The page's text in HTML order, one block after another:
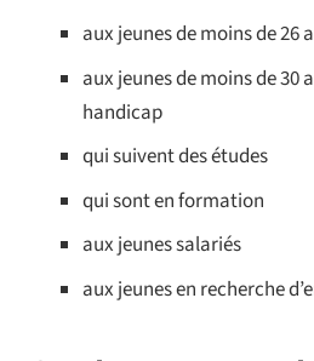
aux jeunes de moins de 26
aux jeunes de moins de 30
handicap
qui suivent des études
qui sont en formation
aux jeunes salariés
aux jeunes en recherche